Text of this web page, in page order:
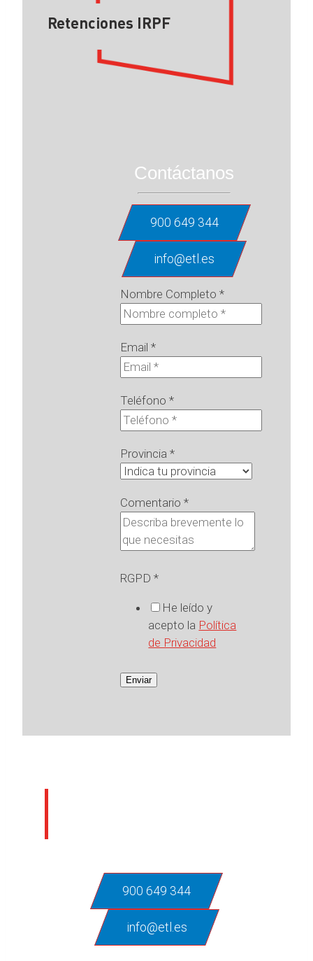
Retenciones IRPF
Contáctanos
900 649 344
info@etl.es
Nombre Completo*
Email*
Teléfono*
Provincia*
Comentario*
RGPD*
He leído y
acepto la Política
de Privacidad
Enviar
900 649 344
info@etl.es